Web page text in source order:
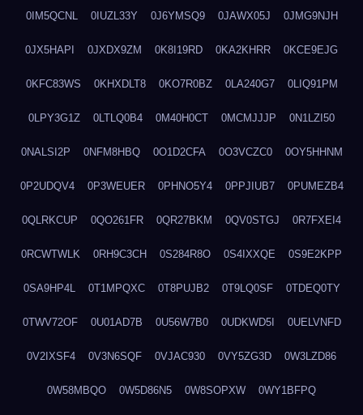
0IM5QCNL 0IUZL33Y 0J6YMSQ9 0JAWX05J 0JMG9NJH
0JX5HAPI 0JXDX9ZM 0K8I19RD 0KA2KHRR 0KCE9EJG
0KFC83WS 0KHXDLT8 0KO7R0BZ 0LA240G7 0LIQ91PM
0LPY3G1Z 0LTLQ0B4 0M40H0CT 0MCMJJJP 0N1LZI50
0NALSI2P 0NFM8HBQ 0O1D2CFA 0O3VCZC0 0OY5HHNM
0P2UDQV4 0P3WEUER 0PHNO5Y4 0PPJIUB7 0PUMEZB4
0QLRKCUP 0QO261FR 0QR27BKM 0QV0STGJ 0R7FXEI4
0RCWTWLK 0RH9C3CH 0S284R8O 0S4IXXQE 0S9E2KPP
0SA9HP4L 0T1MPQXC 0T8PUJB2 0T9LQ0SF 0TDEQ0TY
0TWV72OF 0U01AD7B 0U56W7B0 0UDKWD5I 0UELVNFD
0V2IXSF4 0V3N6SQF 0VJAC930 0VY5ZG3D 0W3LZD86
0W58MBQO 0W5D86N5 0W8SOPXW 0WY1BFPQ